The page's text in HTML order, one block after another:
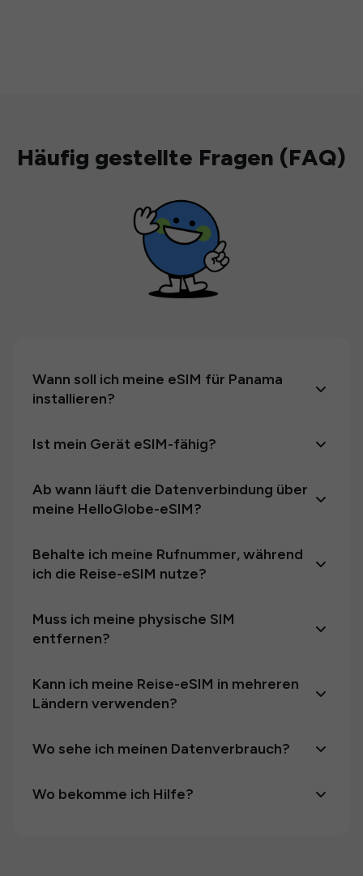
Häufig gestellte Fragen (FAQ)
Wann soll ich meine eSIM für Panama
installieren?
Ist mein Gerät eSIM-fähig?
Ab wann läuft die Datenverbindung über
meine HelloGlobe-eSIM?
Behalte ich meine Rufnummer, während
ich die Reise-eSIM nutze?
Muss ich meine physische SIM
entfernen?
Kann ich meine Reise-eSIM in mehreren
Ländern verwenden?
Wo sehe ich meinen Datenverbrauch?
Wo bekomme ich Hilfe?